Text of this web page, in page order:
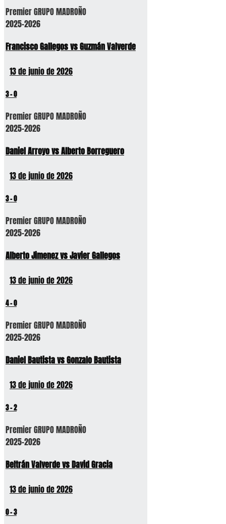
Premier GRUPO MADROÑO
2025-2026
Francisco Gallegos vs Guzmán Valverde
13 de junio de 2026
3-0
Premier GRUPO MADROÑO
2025-2026
Daniel Arroyo vs Alberto Borreguero
13 de junio de 2026
3-0
Premier GRUPO MADROÑO
2025-2026
Alberto Jimenez vs Javier Gallegos
13 de junio de 2026
4-0
Premier GRUPO MADROÑO
2025-2026
Daniel Bautista vs Gonzalo Bautista
13 de junio de 2026
3-2
Premier GRUPO MADROÑO
2025-2026
Beltrán Valverde vs David Gracia
13 de junio de 2026
0-3